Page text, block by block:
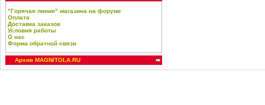
"Горячая линия" магазина на форуме
Оплата
Доставка заказов
Условия работы
О нас
Форма обратной связи
Архив MAGNITOLA.RU